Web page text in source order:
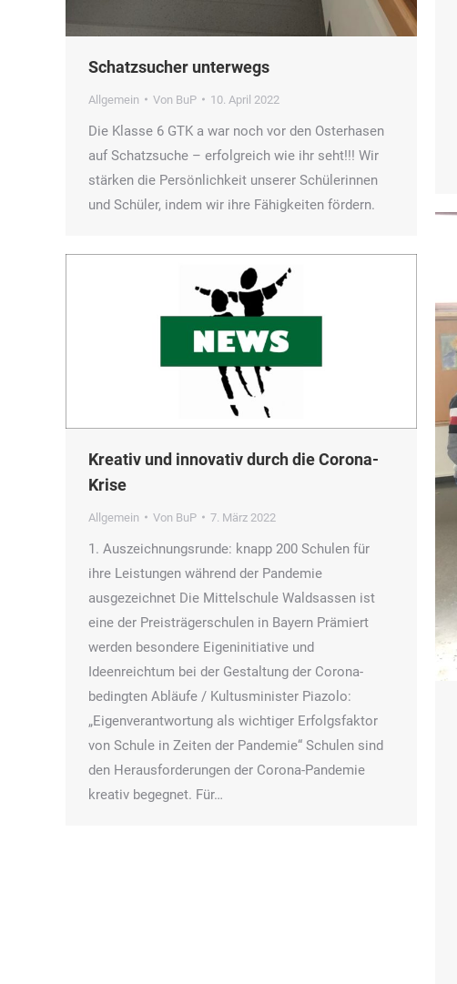
Schatzsucher unterwegs
Allgemein Von BuP 10. April 2022
Die Klasse 6 GTK a war noch vor den Osterhasen
auf Schatzsuche – erfolgreich wie ihr seht!!! Wir
stärken die Persönlichkeit unserer Schülerinnen
und Schüler, indem wir ihre Fähigkeiten fördern.
Kreativ und innovativ durch die Corona-
Krise
Allgemein Von BuP 7. März 2022
1. Auszeichnungsrunde: knapp 200 Schulen für
ihre Leistungen während der Pandemie
ausgezeichnet Die Mittelschule Waldsassen ist
eine der Preisträgerschulen in Bayern Prämiert
werden besondere Eigeninitiative und
Ideenreichtum bei der Gestaltung der Corona-
bedingten Abläufe / Kultusminister Piazolo:
„Eigenverantwortung als wichtiger Erfolgsfaktor
von Schule in Zeiten der Pandemie“ Schulen sind
den Herausforderungen der Corona-Pandemie
kreativ begegnet. Für…